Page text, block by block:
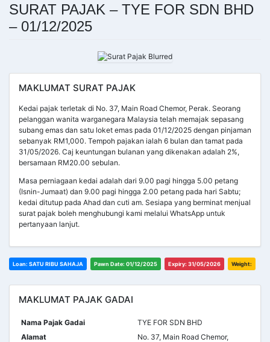
SURAT PAJAK – TYE FOR SDN BHD
– 01/12/2025
MAKLUMAT SURAT PAJAK
Kedai pajak terletak di No. 37, Main Road Chemor, Perak. Seorang
pelanggan wanita warganegara Malaysia telah memajak sepasang
subang emas dan satu loket emas pada 01/12/2025 dengan pinjaman
sebanyak RM1,000. Tempoh pajakan ialah 6 bulan dan tamat pada
31/05/2026. Caj keuntungan bulanan yang dikenakan adalah 2%,
bersamaan RM20.00 sebulan.
Masa perniagaan kedai adalah dari 9.00 pagi hingga 5.00 petang
(Isnin-Jumaat) dan 9.00 pagi hingga 2.00 petang pada hari Sabtu;
kedai ditutup pada Ahad dan cuti am. Sesiapa yang berminat menjual
surat pajak boleh menghubungi kami melalui WhatsApp untuk
pertanyaan lanjut.
Loan: SATU RIBU SAHAJA Pawn Date: 01/12/2025 Expiry: 31/05/2026 Weight:
MAKLUMAT PAJAK GADAI
Nama Pajak Gadai
TYE FOR SDN BHD
Alamat
No. 37, Main Road Chemor,